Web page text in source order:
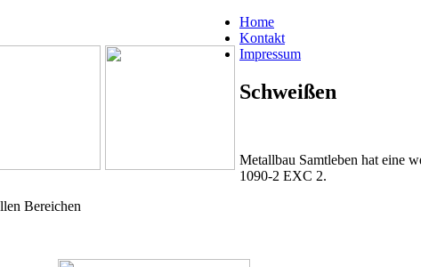
Home
Kontakt
Impressum
Schweißen
Metallbau Samtleben hat eine
1090-2 EXC 2.
Bereichen